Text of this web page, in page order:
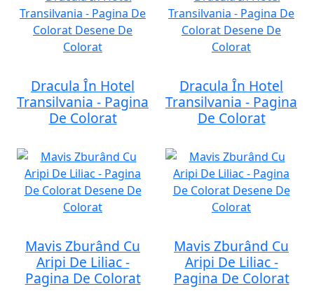
Dracula În Hotel
Transilvania - Pagina
De Colorat
Dracula În Hotel
Transilvania - Pagina
De Colorat
Mavis Zburând Cu
Aripi De Liliac -
Pagina De Colorat
Mavis Zburând Cu
Aripi De Liliac -
Pagina De Colorat